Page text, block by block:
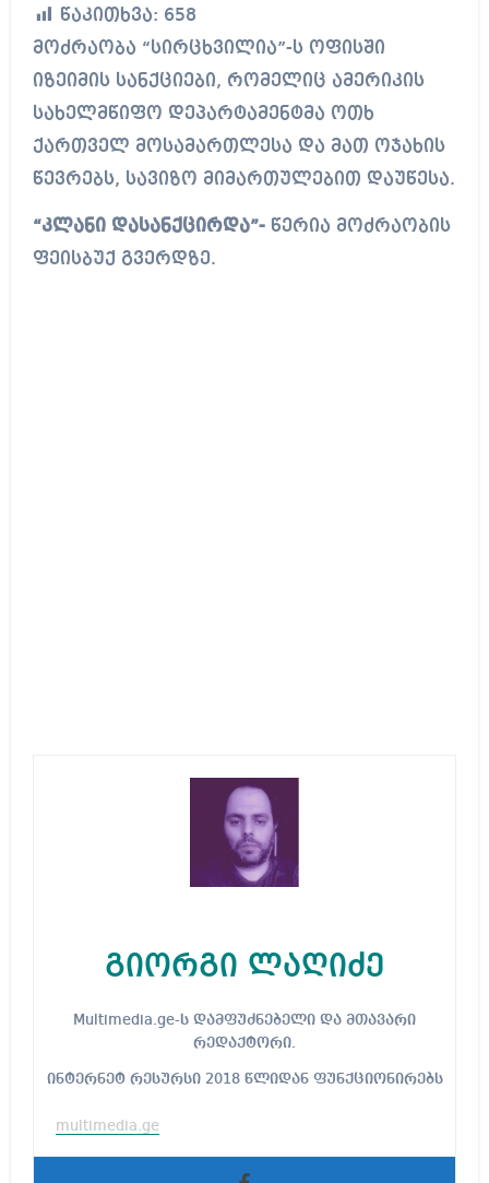
წაკითხვა: 658
მოძრაობა “სირცხვილია”-ს ოფისში
იზეიმის სანქციები, რომელიც ამერიკის
სახელმწიფო დეპარტამენტმა ოთხ
ქართველ მოსამართლესა და მათ ოჯახის
წევრებს, სავიზო მიმართულებით დაუწესა.
“კლანი დასანქცირდა”-წერია მოძრაობის
ფეისბუქ გვერდზე.
გიორგი ლაღიძე
Multimedia.ge-ს დამფუძნებელი და მთავარი
რედაქტორი.
ინტერნეტ რესურსი 2018 წლიდან ფუნქციონირებს
multimedia.ge